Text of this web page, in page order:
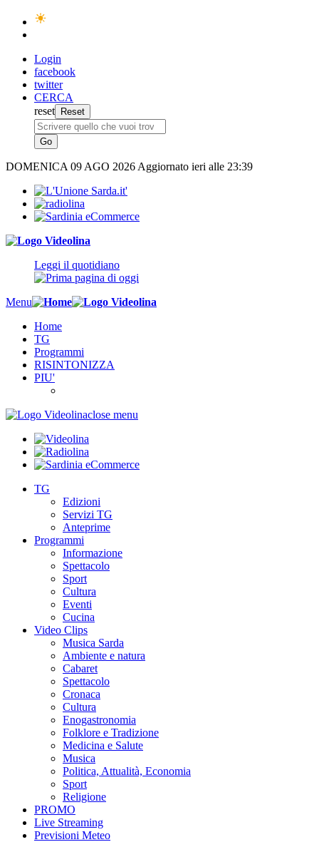
Login
facebook
twitter
CERCA
reset
DOMENICA 09 AGO 2026 Aggiornato ieri alle 23:39
Leggi il quotidiano
Menu
Home
TG
Programmi
RISINTONIZZA
PIU'
close menu
TG
Edizioni
Servizi TG
Anteprime
Programmi
Informazione
Spettacolo
Sport
Cultura
Eventi
Cucina
Video Clips
Musica Sarda
Ambiente e natura
Cabaret
Spettacolo
Cronaca
Cultura
Enogastronomia
Folklore e Tradizione
Medicina e Salute
Musica
Politica, Attualità, Economia
Sport
Religione
PROMO
Live Streaming
Previsioni Meteo